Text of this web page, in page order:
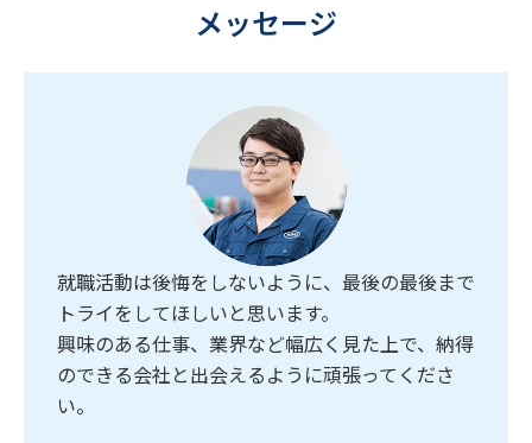
メッセージ
就職活動は後悔をしないように、最後の最後まで
トライをしてほしいと思います。
興味のある仕事、業界など幅広く見た上で、納得
のできる会社と出会えるように頑張ってくださ
い。